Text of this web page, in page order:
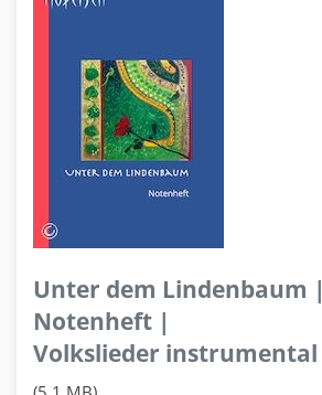
Unter dem Lindenbaum |
Notenheft |
Volkslieder instrumental